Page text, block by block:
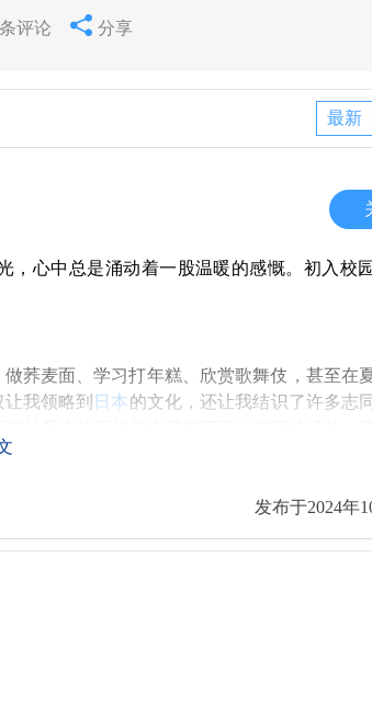
评论 分享
最新
，心中总是涌动着一股温暖的感慨。初入校
荞麦面、学习打年糕、欣赏歌舞伎，甚至在
让我领略到 日本的文化，还让我结识了许多志
至还有诺贝尔奖得主在校园里走动。小贴士
每年的开放校园活动中，学校致力于让公众
临的困难往往更是不容忽视。这段发言让我
发布于2024年